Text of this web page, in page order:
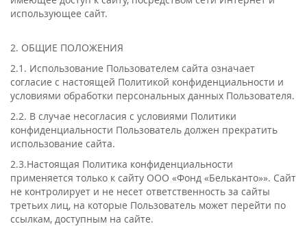
использующее сайт.
2. ОБЩИЕ ПОЛОЖЕНИЯ
2.1. Использование Пользователем сайта означает
согласие с настоящей Политикой конфиденциальности и
условиями обработки персональных данных Пользователя.
2.2. В случае несогласия с условиями Политики
конфиденциальности Пользователь должен прекратить
использование сайта.
2.3.Настоящая Политика конфиденциальности
применяется только к сайту ООО «Фонд «Бельканто»». Сайт
не контролирует и не несет ответственность за сайты
третьих лиц, на которые Пользователь может перейти по
ссылкам, доступным на сайте.